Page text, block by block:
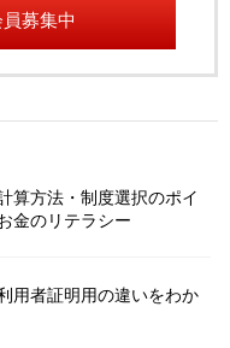
募集中
算方法・制度選択のポイ
金のリテラシー
用者証明用の違いをわか